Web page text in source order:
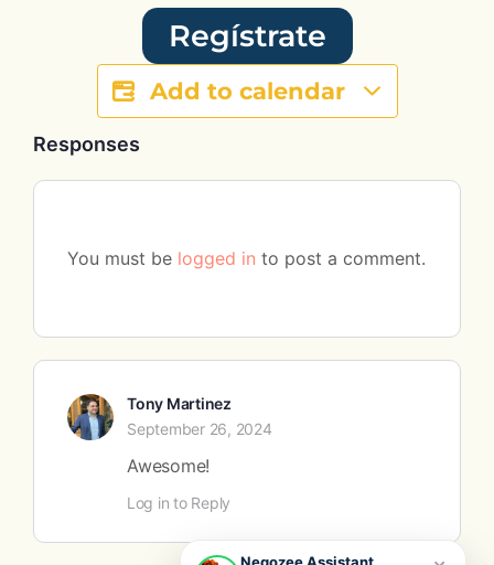
Regístrate
Add to calendar
Responses
You must be logged in to post a comment.
Tony Martinez
September 26, 2024
Awesome!
Log in to Reply